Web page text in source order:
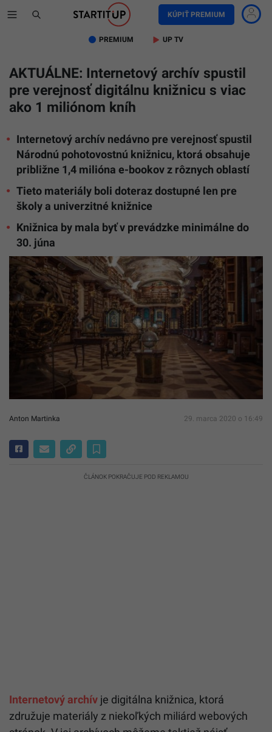
KÚPIŤ PREMIUM
PREMIUM UP TV
AKTUÁLNE: Internetový archív spustil
pre verejnosť digitálnu knižnicu s viac
ako 1 miliónom kníh
Internetový archív nedávno pre verejnosť spustil
Národnú pohotovostnú knižnicu, ktorá obsahuje
približne 1,4 milióna e-bookov z rôznych oblastí
Tieto materiály boli doteraz dostupné len pre
školy a univerzitné knižnice
Knižnica by mala byť v prevádzke minimálne do
30. júna
Anton Martinka 29. marca 2020 o 16:49
ČLÁNOK POKRAČUJE POD REKLAMOU
Internetový archív je digitálna knižnica, ktorá
združuje materiály z niekoľkých miliárd webových